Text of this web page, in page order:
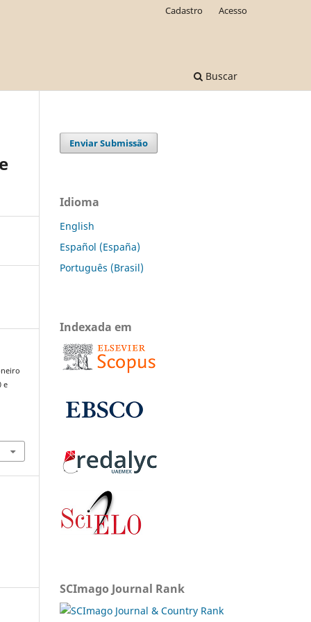
Buscar
Cadastro Acesso
e
Enviar Submissão
Idioma
English
Español (España)
Português (Brasil)
Indexada em
SCImago Journal Rank